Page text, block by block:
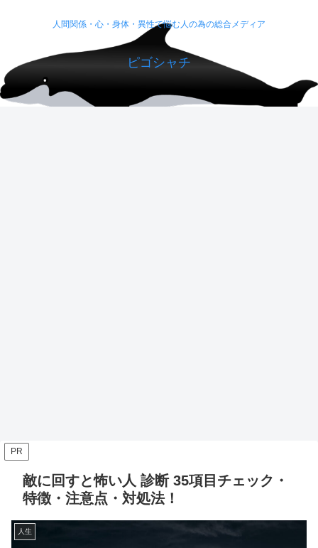
人間関係・心・身体・異性で悩む人の為の総合メディア
ピゴシャチ
PR
敵に回すと怖い人 診断 35項目チェック・
特徴・注意点・対処法！
人生